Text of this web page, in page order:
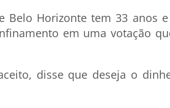
Belo Horizonte tem 33 anos
em uma votação
disse que deseja o